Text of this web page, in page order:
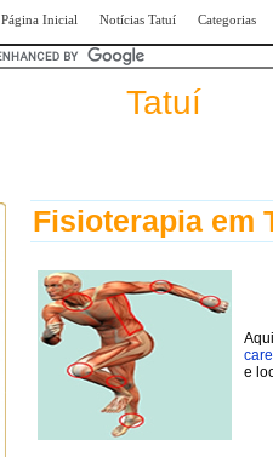
Página Inicial Notícias Tatuí Categorias
Tatuí
Fisioterapia em
e